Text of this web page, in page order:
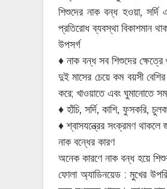
শিশুদের নাক বন্ধ হওয়া, সর্দি
প্রতিরোধ ব্যবস্থা বিকাশমান
উপসর্গ
♦ নাক বন্ধ সব শিশুদের
দুই মাসের চেয়ে কম বয়সী
করে; খাওয়াতে এবং ঘুমানোতে
♦ হাঁচি, সর্দি, কাশি, ফুসকরি,
♦ শ্বাসযন্ত্রের সংক্রমণ থাকলে
নাক বন্ধের কারণ
অনেক কারণে নাক বন্ধ হয়ে
ফোলা অ্যাডিনয়েড : মুখের